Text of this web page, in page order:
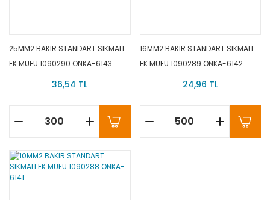
25MM2 BAKIR STANDART SIKMALI
EK MUFU 1090290 ONKA-6143
36,54 TL
16MM2 BAKIR STANDART SIKMALI
EK MUFU 1090289 ONKA-6142
24,96 TL